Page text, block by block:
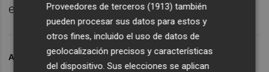
edición de laLiga de Campeones.
ARCHIVADO EN VILLARREAL CF COPA DEL REY
Proveedores de terceros (1913) también
pueden procesar sus datos para estos y
otros fines, incluido el uso de datos de
geolocalización precisos y características
del dispositivo. Sus elecciones se aplican